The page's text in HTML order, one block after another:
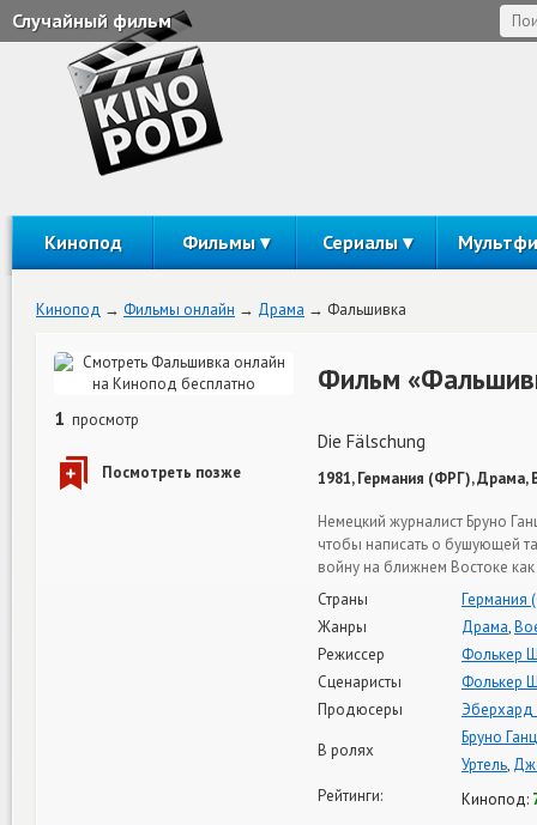
Случайный фильм
Кинопод Фильмы Сериалы
Кинопод Фильмы онлайн Драма Фальшивка
1 просмотр
Фильм
Die Fälschung
1981, Германия (ФРГ), Драма,
Немецкий журналист Бруно
чтобы написать о бушующей
войну на ближнем Востоке
Страны
Германия
Жанры
Драма,
Режиссер
Фолькер
Сценаристы
Фолькер
Продюсеры
В ролях
Бруно Ганц
Уртель,
Рейтинги:
Кинопод: